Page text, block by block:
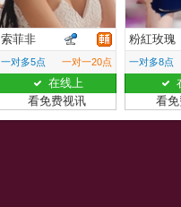
索菲非
一对多5点 一对一20点
在线上
看免费视讯
粉紅玫瑰
一对多8点
看